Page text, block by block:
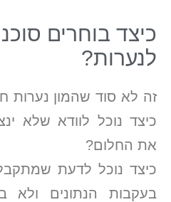
כיצד בוחרים
לנערות?
זה לא סוד שהמון נערות
כיצד נוכל לוודא שלא
את החלום?
כיצד נוכל לדעת
בעקבות הנתונים ולא